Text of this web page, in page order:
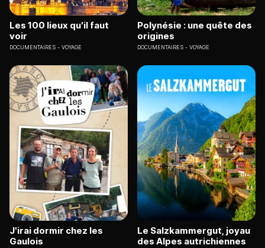
Les 100 lieux qu'il faut
voir
DOCUMENTAIRES VOYAGE
Polynésie : une quête des
origines
DOCUMENTAIRES VOYAGE
J'irai dormir chez les
Gaulois
Le Salzkammergut, joyau
des Alpes autrichiennes